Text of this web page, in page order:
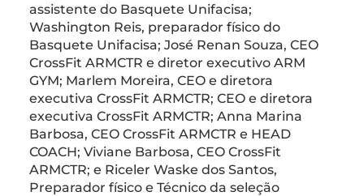
assistente do Basquete Unifacisa;
Washington Reis, preparador físico do
Basquete Unifacisa; José Renan Souza, CEO
CrossFit ARMCTR e diretor executivo ARM
GYM; Marlem Moreira, CEO e diretora
executiva CrossFit ARMCTR; CEO e diretora
executiva CrossFit ARMCTR; Anna Marina
Barbosa, CEO CrossFit ARMCTR e HEAD
COACH; Viviane Barbosa, CEO CrossFit
ARMCTR; e Riceler Waske dos Santos,
Preparador físico e Técnico da seleção